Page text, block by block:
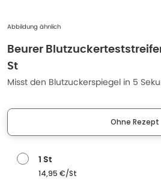
Abbildung ähnlich
Beurer
St
Misst den Blutzuckerspiegel in 5
Ohne Rezept
1 St
14,95 €/St